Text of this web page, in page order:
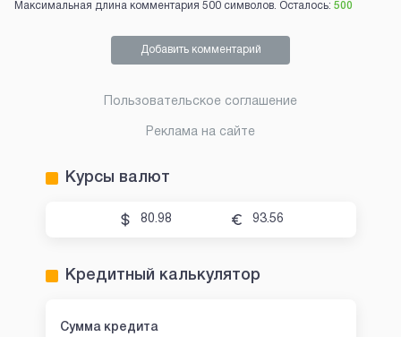
Максимальная длина комментария 500 символов. Осталось: 500
Добавить комментарий
Пользовательское соглашение
Реклама на сайте
Курсы валют
80.98 93.56
Кредитный калькулятор
Сумма кредита